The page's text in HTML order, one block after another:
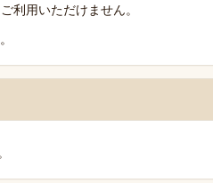
利用いただけません。